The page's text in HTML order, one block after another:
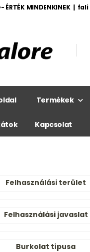
- ÉRTÉK MINDENKINEK |
Termékek
Kapcsolat
Felhasználási terület
Felhasználási javaslat
Burkolat típusa